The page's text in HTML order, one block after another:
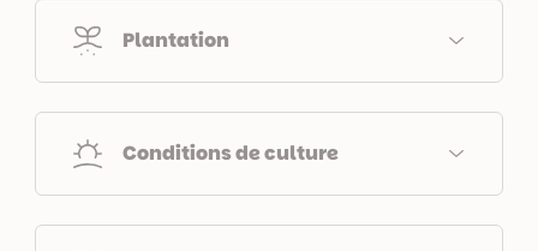
Plantation
Conditions de culture